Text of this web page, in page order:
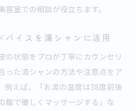
容室での相談が役立ちます。
バイスを湯シャンに活用
の状態をプロが丁寧にカウンセリ
った湯シャンの方法や注意点をア
例えば、「お湯の温度は38度前後
腹で優しくマッサージする」な